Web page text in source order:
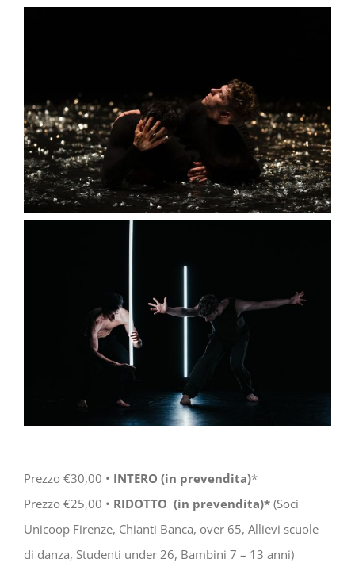
Prezzo €30,00 • INTERO (in prevendita)*
Prezzo €25,00 • RIDOTTO (in prevendita)* (Soci
Unicoop Firenze, Chianti Banca, over 65, Allievi scuole
di danza, Studenti under 26, Bambini 7 – 13 anni)